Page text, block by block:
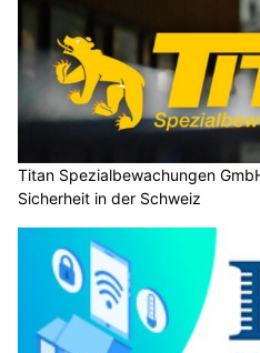
Titan Spezialbewachungen
Sicherheit in der Schweiz